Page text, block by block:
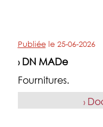
Publiéele 25-06-2026
› DN MADe
Fournitures.
›